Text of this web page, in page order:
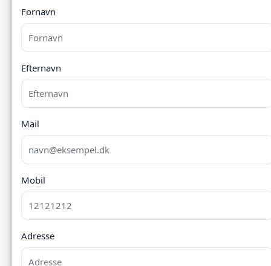
Fornavn
Efternavn
Mail
Mobil
Adresse